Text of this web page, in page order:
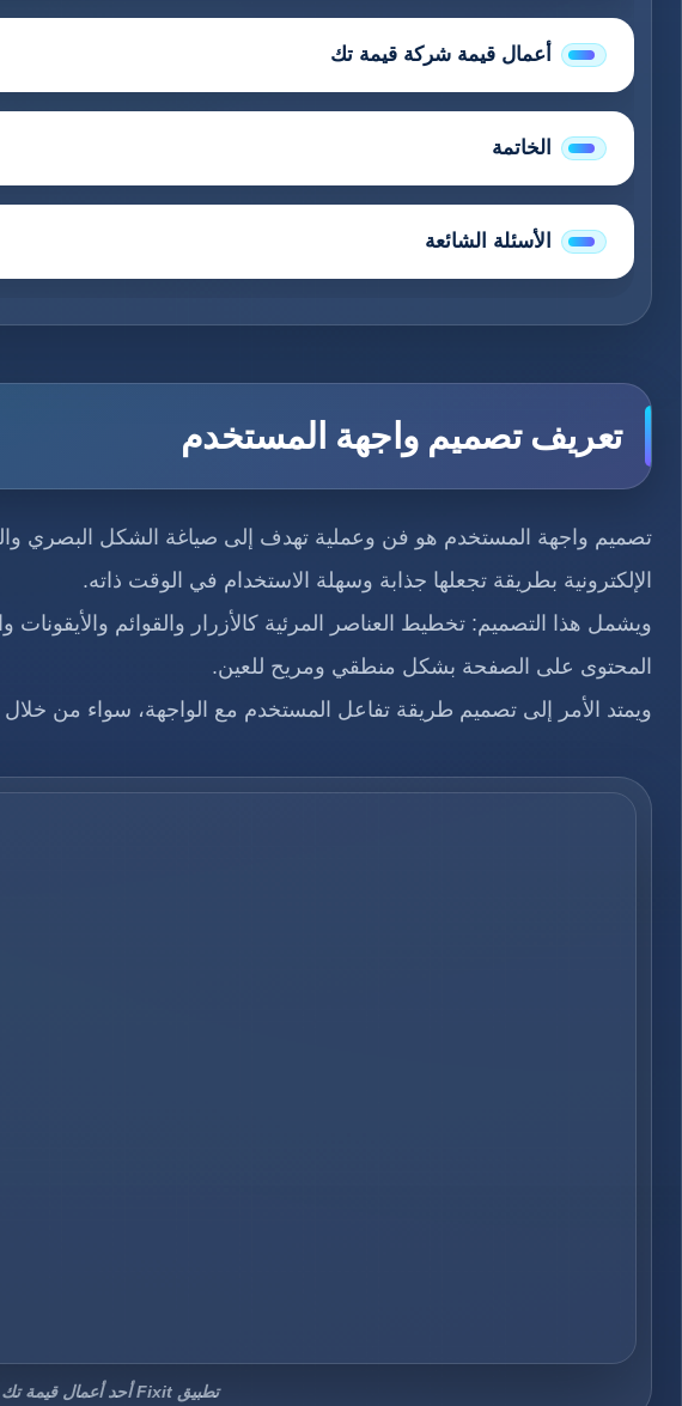
أعمال قيمة شركة قيمة تك
الخاتمة
الأسئلة الشائعة
تعريف تصميم واجهة المستخدم
تصميم واجهة المستخدم هو فن وعملية تهدف إلى صياغة الشكل البصري
الإلكترونية بطريقة تجعلها جذابة وسهلة الاستخدام في الوقت ذاته.
ويشمل هذا التصميم: تخطيط العناصر المرئية كالأزرار والقوائم والأيقونات
المحتوى على الصفحة بشكل منطقي ومريح للعين.
ويمتد الأمر إلى تصميم طريقة تفاعل المستخدم مع الواجهة، سواء من خلال
تطبيق Fixit أحد أعمال قيمة تك